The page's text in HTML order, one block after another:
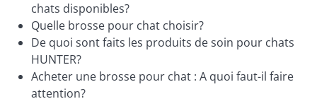
chats disponibles?
Quelle brosse pour chat choisir?
De quoi sont faits les produits de soin pour chats
HUNTER?
Acheter une brosse pour chat : A quoi faut-il faire
attention?